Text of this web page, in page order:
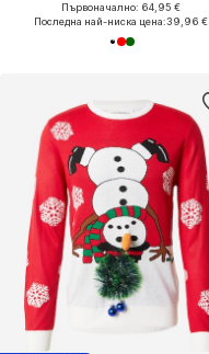
Първоначално: 64,95 €
Последна най-ниска цена:39,96 €